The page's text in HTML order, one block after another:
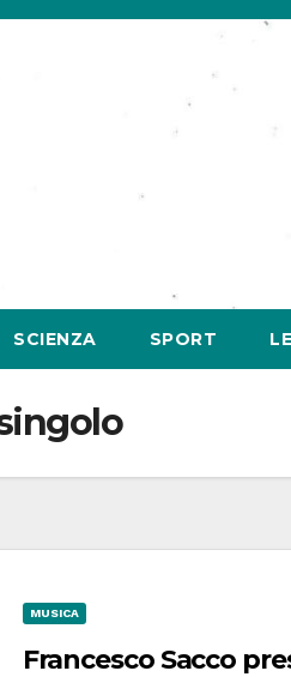
SCIENZA SPORT
MUSICA
Francesco Sacco